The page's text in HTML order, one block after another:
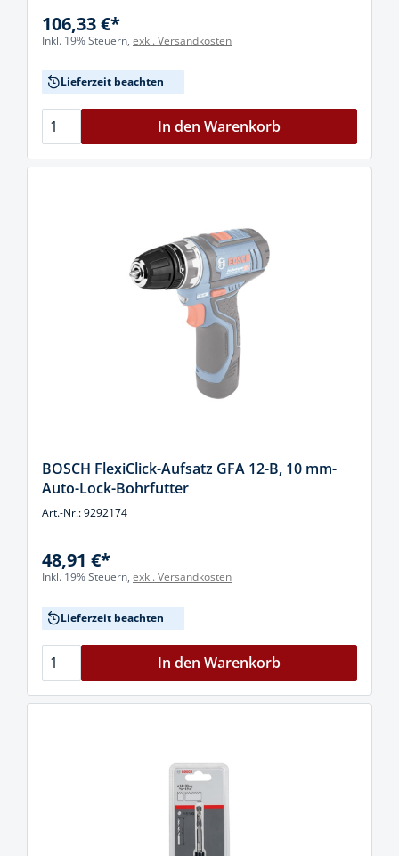
106,33 €*
Inkl. 19% Steuern, exkl. Versandkosten
Lieferzeit beachten
In den Warenkorb
BOSCH FlexiClick-Aufsatz GFA 12-B, 10 mm-
Auto-Lock-Bohrfutter
Art.-Nr.: 9292174
48,91 €*
Inkl. 19% Steuern, exkl. Versandkosten
Lieferzeit beachten
In den Warenkorb